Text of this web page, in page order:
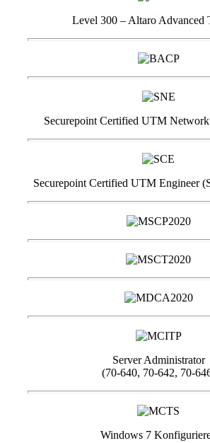
Level 300 – Altaro Advanced
Securepoint Certified UTM
Securepoint Certified UTM Engineer
Server Administrator
(70-640, 70-642, 70-
Windows 7